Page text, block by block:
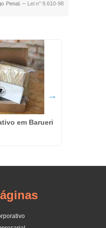
Penal. – Lei n° 9.610-98
em Barueri